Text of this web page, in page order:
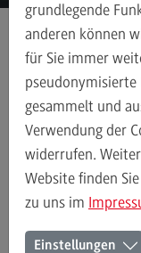
Accounting,
Accounting,
Modulangebot
Kontakt
Advanced
Advanced
Kontakt
Der
grundlegende
anderen können
für Sie immer
pseudonymisierte
gesammelt und
Verwendung der
widerrufen.
Website finden
zu uns im
Einstellungen